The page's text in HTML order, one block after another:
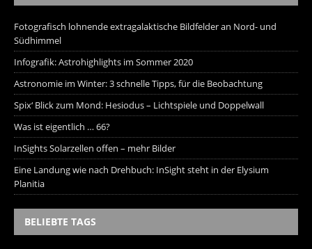
Fotografisch lohnende extragalaktische Bildfelder an Nord- und
Südhimmel
Infografik: Astrohighlights im Sommer 2020
Astronomie im Winter: 3 schnelle Tipps, für die Beobachtung
Spix‘ Blick zum Mond: Hesiodus – Lichtspiele und Doppelwall
Was ist eigentlich … 66?
InSights Solarzellen offen – mehr Bilder
Eine Landung wie nach Drehbuch: InSight steht in der Elysium
Planitia
BELIEBTE TAGS